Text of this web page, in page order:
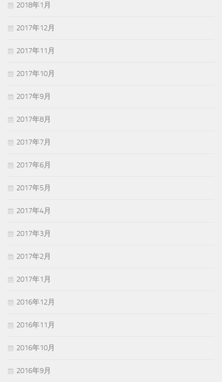
2018年1月
2017年12月
2017年11月
2017年10月
2017年9月
2017年8月
2017年7月
2017年6月
2017年5月
2017年4月
2017年3月
2017年2月
2017年1月
2016年12月
2016年11月
2016年10月
2016年9月